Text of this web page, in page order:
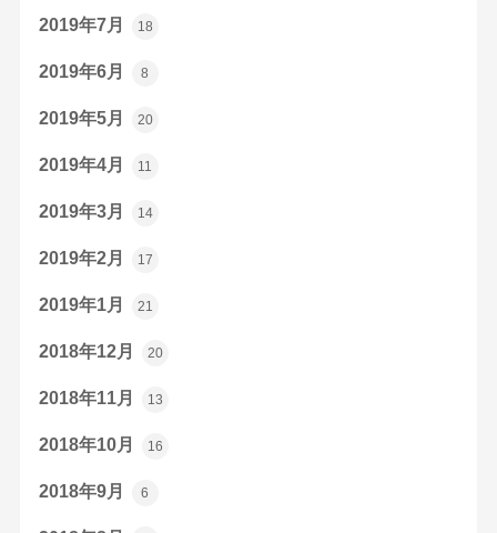
2019年7月 18
2019年6月 8
2019年5月 20
2019年4月 11
2019年3月 14
2019年2月 17
2019年1月 21
2018年12月 20
2018年11月 13
2018年10月 16
2018年9月 6